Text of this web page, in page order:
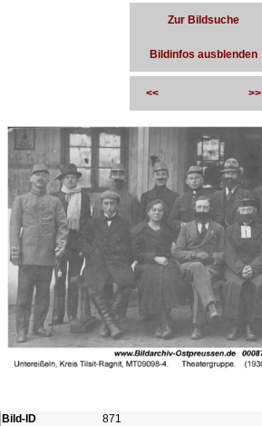
Zur Bildsuche
Bildinfos ausblenden
<< >>
Bild-ID
871